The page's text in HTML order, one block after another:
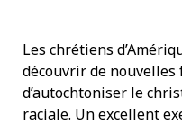
Les chrétiens
découvrir de nouvelles
d’autochtoniser le
raciale. Un excellent